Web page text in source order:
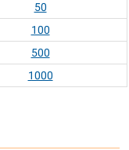
50
100
500
1000